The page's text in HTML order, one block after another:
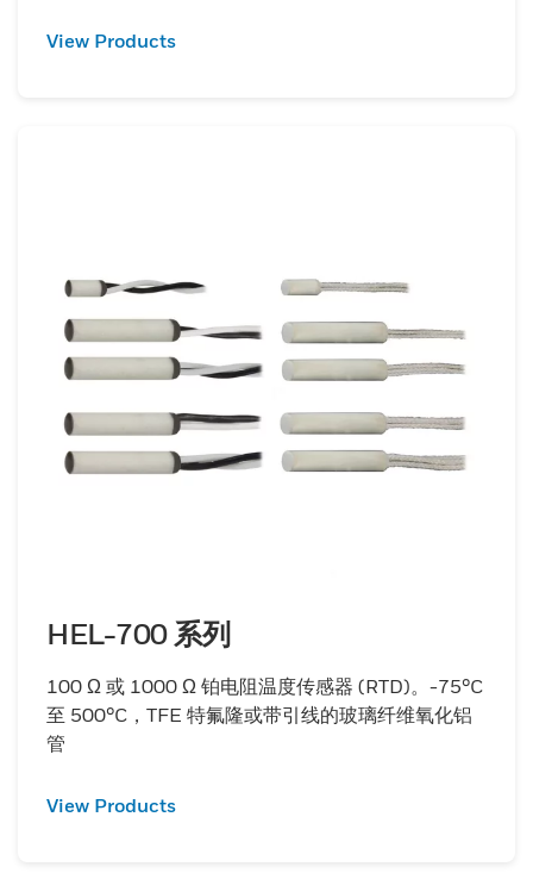
View Products
HEL-700 系列
100 Ω 或 1000 Ω 铂电阻温度传感器 (RTD)。-75°C
至 500°C，TFE 特氟隆或带引线的玻璃纤维氧化铝
管
View Products